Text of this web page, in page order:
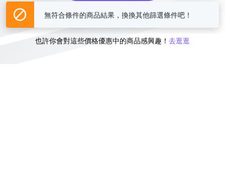
或
也許你會對這些價格優惠中的商品感興趣！ 去逛逛
無符合條件的商品結果，換換其他篩選條件吧！